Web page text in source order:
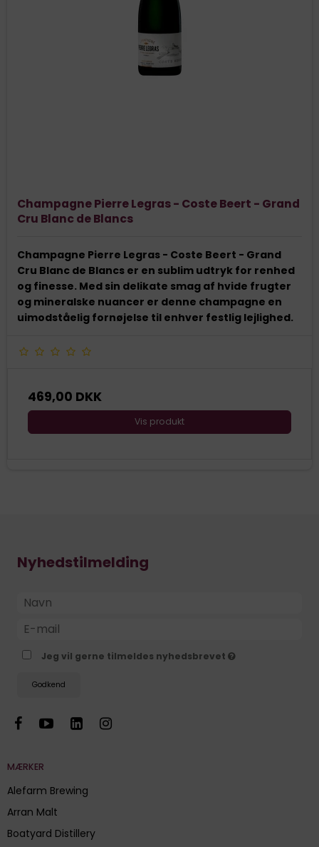
Champagne Pierre Legras - Coste Beert - Grand
Cru Blanc de Blancs
Champagne Pierre Legras - Coste Beert - Grand
Cru Blanc de Blancs er en sublim udtryk for renhed
og finesse. Med sin delikate smag af hvide frugter
og mineralske nuancer er denne champagne en
uimodståelig fornøjelse til enhver festlig lejlighed.
469,00 DKK
Vis produkt
Nyhedstilmelding
Jeg vil gerne tilmeldes nyhedsbrevet
Godkend
MÆRKER
Alefarm Brewing
Arran Malt
Boatyard Distillery